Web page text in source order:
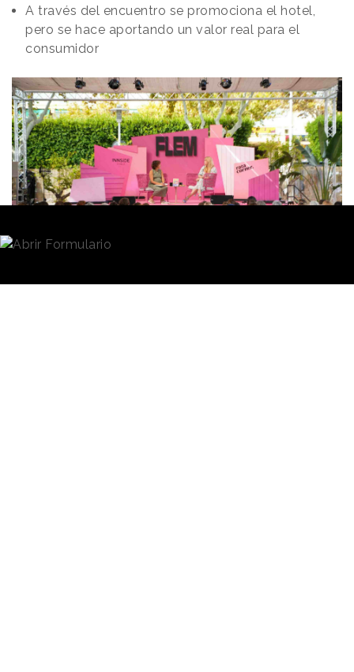
A través del encuentro se promociona el hotel,
pero se hace aportando un valor real para el
consumidor
Redacción 10/10/2024 · 12:15